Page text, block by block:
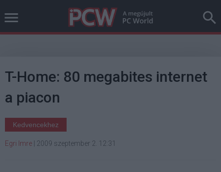
T-Home: 80 megabites internet
a piacon
Kedvencekhez
Egri Imre 2009 szeptember 2. 12:31